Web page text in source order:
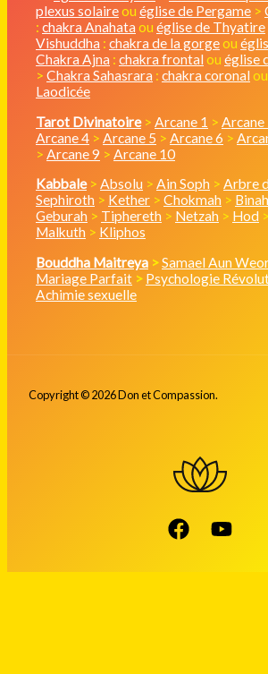
plexus solaireou église de Pergame >
: chakra Anahata ou église de Thyatire
Vishuddha : chakra de la gorgeou
Chakra Ajna : chakra frontalou église
> Chakra Sahasrara : chakra coronal ou
Laodicée
Tarot Divinatoire > Arcane 1 > Arcane
Arcane 4 > Arcane 5 > Arcane 6 >
> Arcane 9 > Arcane 10
Kabbale> Absolu > Ain Soph > Arbre
Sephiroth > Kether > Chokmah > Binah
Geburah > Tiphereth > Netzah > Hod >
Malkuth > Kliphos
Bouddha Maitreya >Samael Aun
Mariage Parfait > Psychologie
Achimie sexuelle
Copyright © 2026 Don et Compassion.